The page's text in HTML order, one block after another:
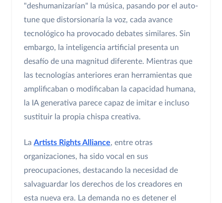
"deshumanizarían" la música, pasando por el auto-
tune que distorsionaría la voz, cada avance
tecnológico ha provocado debates similares. Sin
embargo, la inteligencia artificial presenta un
desafío de una magnitud diferente. Mientras que
las tecnologías anteriores eran herramientas que
amplificaban o modificaban la capacidad humana,
la IA generativa parece capaz de imitar e incluso
sustituir la propia chispa creativa.
La Artists Rights Alliance, entre otras
organizaciones, ha sido vocal en sus
preocupaciones, destacando la necesidad de
salvaguardar los derechos de los creadores en
esta nueva era. La demanda no es detener el